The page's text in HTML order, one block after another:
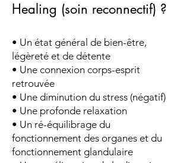
Healing (soin reconnectif) ?
• Un état général de bien-être,
légèreté et de détente
• Une connexion corps-esprit
retrouvée
• Une diminution du stress (négatif)
• Une profonde relaxation
• Un ré-équilibrage du
fonctionnement des organes et du
fonctionnement glandulaire